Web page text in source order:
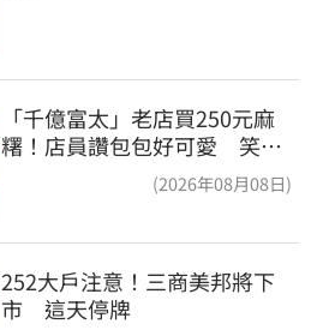
「千億富太」老店買250元麻
糬！店員讚包包好可愛 笑
(2026年08月08日)
252大戶注意！三商美邦將下
市　這天停牌